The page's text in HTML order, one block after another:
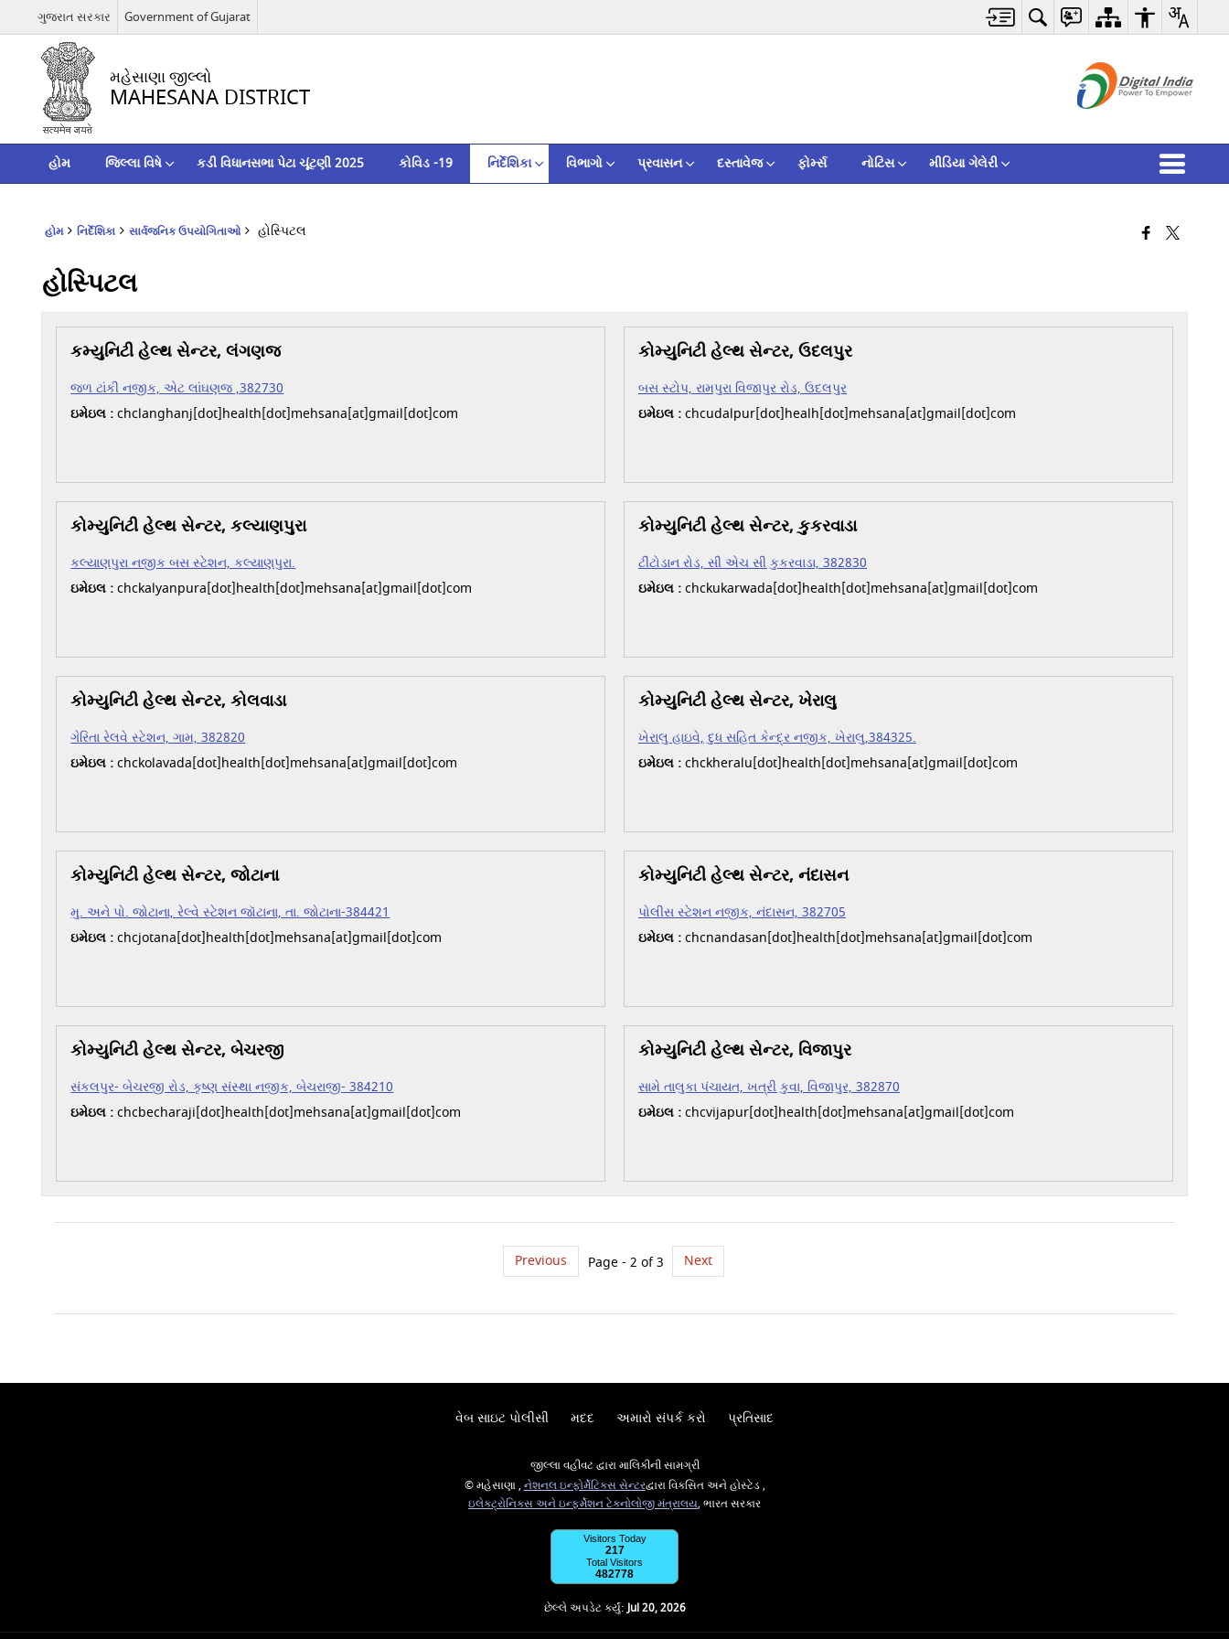
ગુજરાત સરકાર Government of Gujarat
મહેસાણા જીલ્લો
MAHESANA DISTRICT
હોમ જિલ્લા વિષે કડી વિધાનસભા પેટા ચૂંટણી 2025 કોવિડ -19 નિર્દેશિકા વિભાગો પ્રવાસન દસ્તાવેજ ફોર્મ્સ નોટિસ મીડિયા ગેલેરી
હોમ નિર્દેશિકા સાર્વજનિક ઉપયોગિતાઓ હોસ્પિટલ
હોસ્પિટલ
કમ્યુનિટી હેલ્થ સેન્ટર, લંગણજ
જળ ટાંકી નજીક, એટ લાંઘણજ ,382730
ઇમેઇલ :chclanghanj[dot]health[dot]mehsana[at]gmail[dot]com
કોમ્યુનિટી હેલ્થ સેન્ટર, ઉદલપુર
બસ સ્ટોપ, રામપુરા વિજાપુર રોડ, ઉદલપુર
ઇમેઇલ :chcudalpur[dot]healh[dot]mehsana[at]gmail[dot]com
કોમ્યુનિટી હેલ્થ સેન્ટર, કલ્યાણપુરા
કલ્યાણપુરા નજીક બસ સ્ટેશન, કલ્યાણપુરા.
ઇમેઇલ :chckalyanpura[dot]health[dot]mehsana[at]gmail[dot]com
કોમ્યુનિટી હેલ્થ સેન્ટર, કુકરવાડા
ટીંટોડાન રોડ, સી એચ સી કુકરવાડા, 382830
ઇમેઇલ :chckukarwada[dot]health[dot]mehsana[at]gmail[dot]com
કોમ્યુનિટી હેલ્થ સેન્ટર, કોલવાડા
ગેરિતા રેલવે સ્ટેશન, ગામ, 382820
ઇમેઇલ :chckolavada[dot]health[dot]mehsana[at]gmail[dot]com
કોમ્યુનિટી હેલ્થ સેન્ટર, ખેરાલુ
ખેરાલુ હાઇવે, દુધ સહિત કેન્દ્ર નજીક, ખેરાલુ,384325.
ઇમેઇલ :chckheralu[dot]health[dot]mehsana[at]gmail[dot]com
કોમ્યુનિટી હેલ્થ સેન્ટર, જોટાના
મુ. અને પો. જોટાના, રેલ્વે સ્ટેશન જૉટાના, તા. જોટાના-384421
ઇમેઇલ :chcjotana[dot]health[dot]mehsana[at]gmail[dot]com
કોમ્યુનિટી હેલ્થ સેન્ટર, નંદાસન
પોલીસ સ્ટેશન નજીક, નંદાસન, 382705
ઇમેઇલ :chcnandasan[dot]health[dot]mehsana[at]gmail[dot]com
કોમ્યુનિટી હેલ્થ સેન્ટર, બેચરજી
સંકલપુર- બેચરજી રોડ, કૃષ્ણ સંસ્થા નજીક, બેચરાજી- 384210
ઇમેઇલ :chcbecharaji[dot]health[dot]mehsana[at]gmail[dot]com
કોમ્યુનિટી હેલ્થ સેન્ટર, વિજાપુર
સામે તાલુકા પંચાયત, ખત્રી કુવા, વિજાપુર, 382870
ઇમેઇલ :chcvijapur[dot]health[dot]mehsana[at]gmail[dot]com
Previous Page - 2 of 3 Next
વેબ સાઇટ પોલીસી મદદ અમારો સંપર્ક કરો પ્રતિસાદ
જીલ્લા વહીવટ દ્વારા માલિકીની સામગ્રી
© મહેસાણા ,નેશનલ ઇન્ફોર્મેટિક્સ સેન્ટરદ્વારા વિકસિત અને હોસ્ટેડ ,
ઇલેક્ટ્રોનિક્સ અને ઇન્ફર્મેશન ટેકનોલોજી મંત્રાલય, ભારત સરકાર
Visitors Today
217
Total Visitors
482778
છેલ્લે અપડેટ કર્યું:Jul 20, 2026